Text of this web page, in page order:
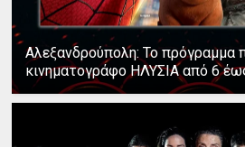
Αλεξανδρούπολη: Το πρόγραμμα
κινηματογράφο ΗΛΥΣΙΑ από 6